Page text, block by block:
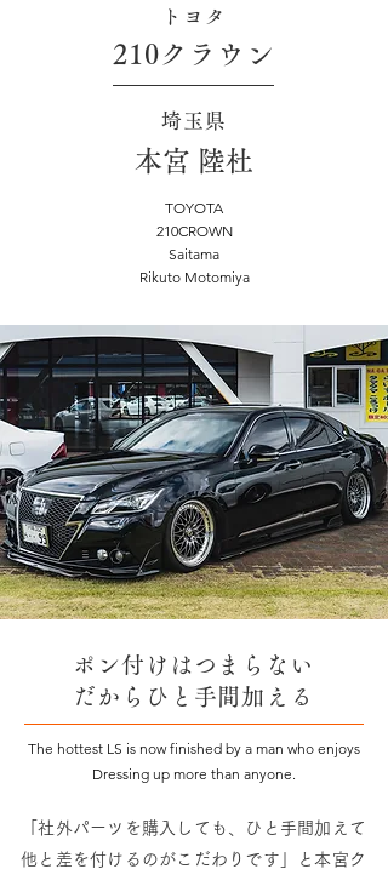
トヨタ
210クラウン
埼玉県
本宮 陸杜
TOYOTA
210CROWN
Saitama
Rikuto Motomiya
ポン付けはつまらない
だからひと手間加える
The hottest LS is now finished by a man who enjoys
Dressing up more than anyone.
「社外パーツを購入しても、ひと手間加えて
他と差を付けるのがこだわりです」と本宮ク